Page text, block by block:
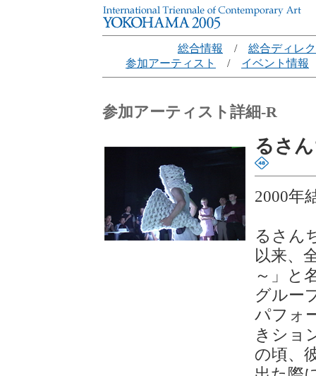
総合情報 / 総合ディレ
参加アーティスト
/ イベント情報
参加アーティスト詳細-R
るさ
2000年
るさん
以来、
～」と
グルー
パフォ
きショ
の頃、